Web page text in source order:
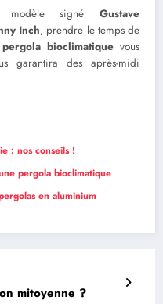
signé Gustave
Inch, prendre le temps de
bioclimatique vous
garantira des après-midi
: nos conseils !
pergola bioclimatique
en aluminium
mitoyenne ?